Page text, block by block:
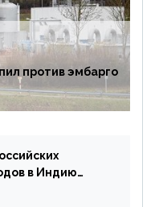
против эмбарго
в Индию